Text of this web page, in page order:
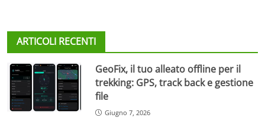
ARTICOLI RECENTI
GeoFix, il tuo alleato offline per il
trekking: GPS, track back e gestione
file
Giugno 7, 2026